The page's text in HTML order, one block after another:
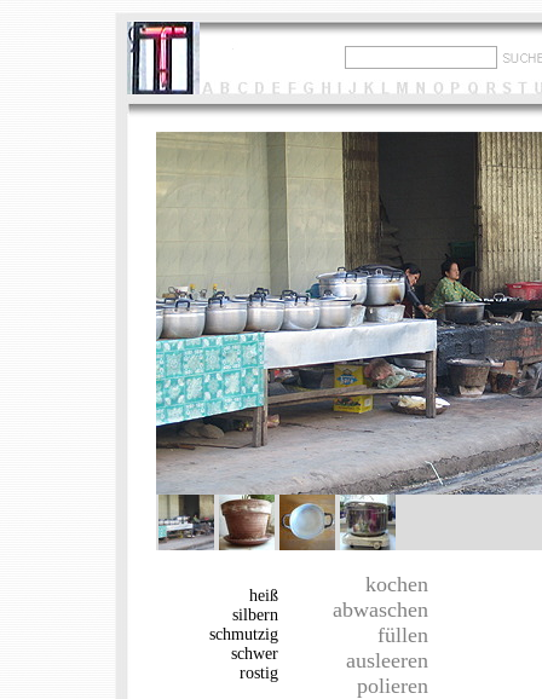
heiß
silbern
schmutzig
schwer
rostig
kochen
abwaschen
füllen
ausleeren
polieren